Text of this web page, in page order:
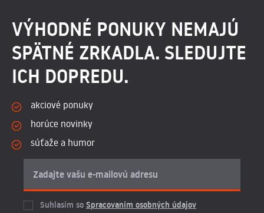
VÝHODNÉ PONUKY NEMAJÚ
SPÄTNÉ ZRKADLA. SLEDUJTE
ICH DOPREDU.
akciové ponuky
horúce novinky
súťaže a humor
Suhlasím so Spracovaním osobných údajov